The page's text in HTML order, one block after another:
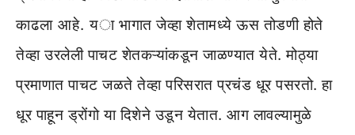
काढला आहे. या भागात जेव्हा शेतामध्ये ऊस तोडणी होते
तेव्हा उरलेली पाचट शेतकऱ्यांकडून जाळण्यात येते. मोठ्या
प्रमाणात पाचट जळते तेव्हा परिसरात प्रचंड धूर पसरतो. हा
धूर पाहून ड्रोंगो या दिशेने उडून येतात. आग लावल्यामुळे